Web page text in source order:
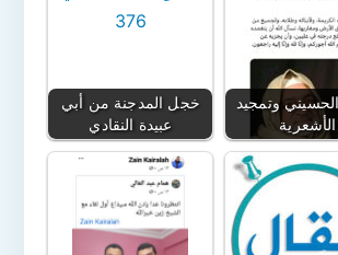
خجل المدجنة من أبي
عبيدة النقادي
وتمجيد
الأشعرية